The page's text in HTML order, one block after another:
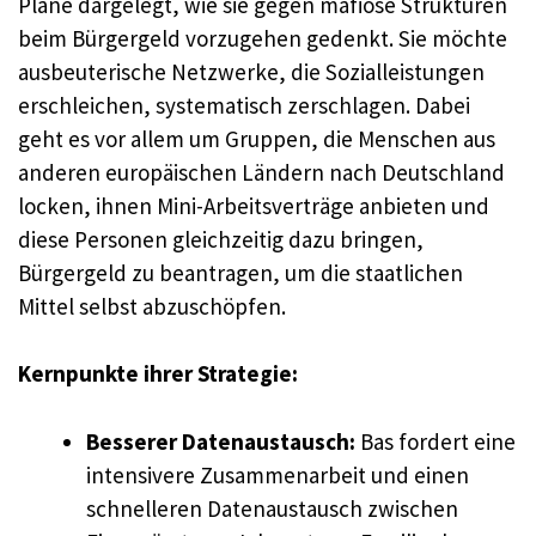
beim Bürgergeld vorzugehen gedenkt. Sie möchte
ausbeuterische Netzwerke, die Sozialleistungen
erschleichen, systematisch zerschlagen. Dabei
geht es vor allem um Gruppen, die Menschen aus
anderen europäischen Ländern nach Deutschland
locken, ihnen Mini-Arbeitsverträge anbieten und
diese Personen gleichzeitig dazu bringen,
Bürgergeld zu beantragen, um die staatlichen
Mittel selbst abzuschöpfen.
Kernpunkte ihrer Strategie:
Besserer Datenaustausch: Bas fordert eine
intensivere Zusammenarbeit und einen
schnelleren Datenaustausch zwischen